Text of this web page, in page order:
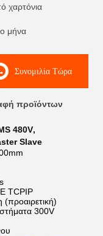
χαρτόνια
μήνα
Συνομιλία Τώρα
προϊόντων
480V,
Slave
TCPIP
(προαιρετική)
300V